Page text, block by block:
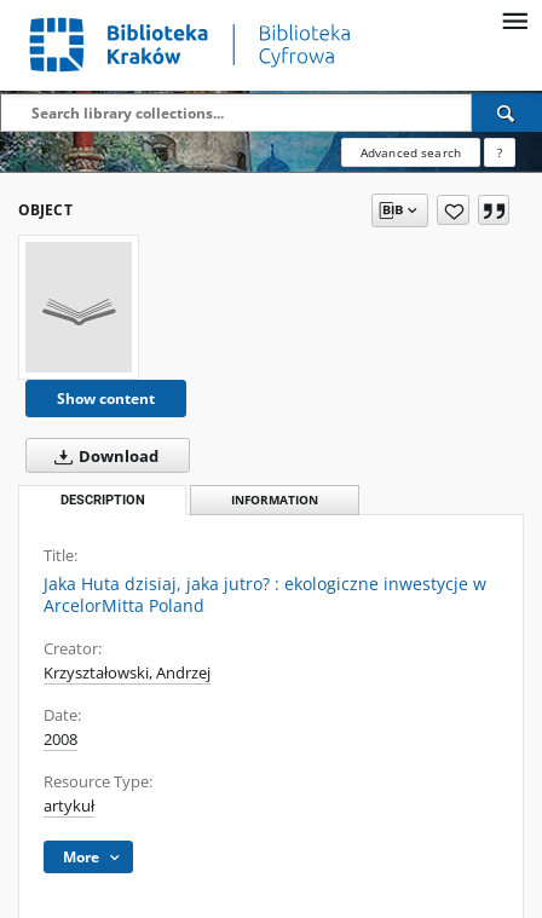
Advanced search ?
OBJECT
Show content
Download
DESCRIPTION INFORMATION
Title:
Jaka Huta dzisiaj, jaka jutro? : ekologiczne inwestycje w
ArcelorMitta Poland
Creator:
Krzyształowski, Andrzej
Date:
2008
Resource Type:
artykuł
More